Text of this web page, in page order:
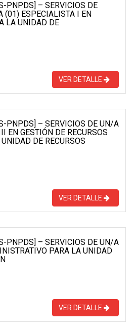
PNPDS] – SERVICIOS DE
(01) ESPECIALISTA I EN
LA UNIDAD DE
VER DETALLE
PNPDS] – SERVICIOS DE UN/A
EN GESTIÓN DE RECURSOS
DE RECURSOS
VER DETALLE
PNPDS] – SERVICIOS DE UN/A
PARA LA UNIDAD
VER DETALLE